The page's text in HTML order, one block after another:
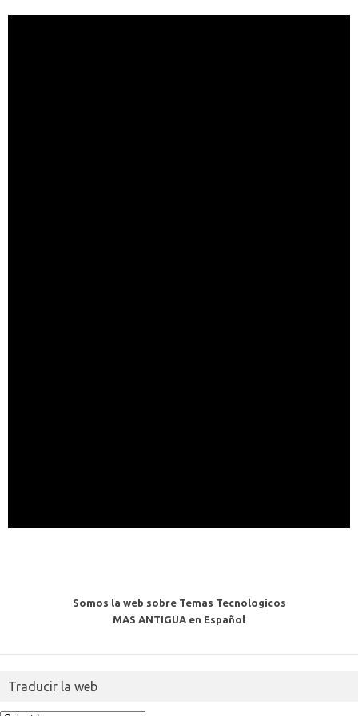
Somos la web sobre Temas Tecnologicos
MAS ANTIGUA en Español
Traducir la web